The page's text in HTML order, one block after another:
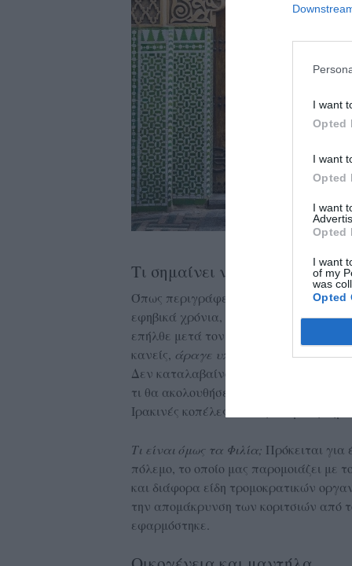
I want
Opted
I want
Opted
I want
Opted
I want
of my
was
Opted
Τι σημαίνει να είσαι κορίτσι
Όπως περιγράφει η ίδια, τα κορίτσια
εφηβικά χρόνια, στα 13-14. Ο κανόνας
επήλθε μετά τον πόλεμο και
κανείς, άραγε υπάρχει περίπτωση να
Δεν καταλαβαίνουμε καν τι είναι ο
τι θα ακολουθήσει. Όσο για την
Ιρακινές κοπέλες από την πέμπτη
Τι είναι όμως τα Φιλία; Πρόκειται
πόλεμο, το οποίο μας παρομοιάζει
και διάφορα είδη τρομοκρατικών
την απομάκρυνση των κοριτσιών από
εφαρμόστηκε.